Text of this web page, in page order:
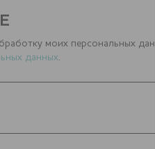
моих персональных
данных.